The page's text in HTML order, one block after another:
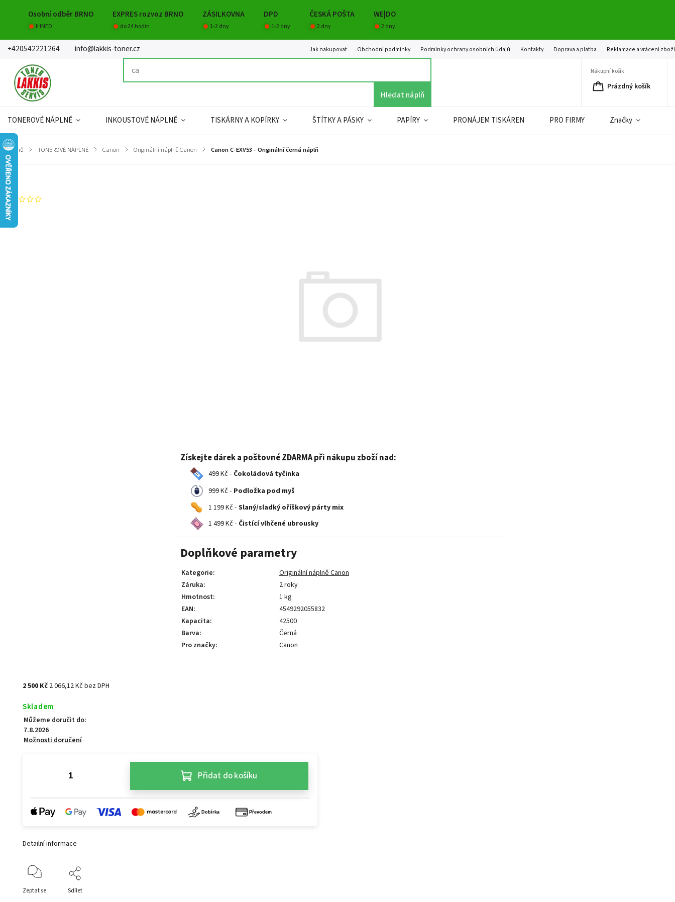
Osobní odběr BRNO EXPRES rozvoz BRNO ZÁSILKOVNA DPD ČESKÁ POŠTA WE|DO
IHNED do 24 hodin 1-2 dny 1-2 dny 2 dny 2 dny
+420542221264 info@lakkis-toner.cz Jak nakupovat Obchodní podmínky Podmínky ochrany osobních údajů Kontakty Doprava a platba Reklamace a vrácení zboží
Hledat náplň
Nákupní košík
Prázdný košík
TONEROVÉ NÁPLNĚ INKOUSTOVÉ NÁPLNĚ TISKÁRNY A KOPÍRKY ŠTÍTKY A PÁSKY PAPÍRY PRONÁJEM TISKÁREN PRO FIRMY Značky
Domů / TONEROVÉ NÁPLNĚ / Canon / Originální náplně Canon / Canon C-EXV53 - Originální černá náplň
Záruka
Značka:
Získejte dárek a poštovné ZDARMA při nákupu zboží nad:
499 Kč - Čokoládová tyčinka
999 Kč - Podložka pod myš
1 199 Kč - Slaný/sladký oříškový párty mix
1 499 Kč - Čistící vlhčené ubrousky
Doplňkové parametry
Kategorie:
Originální náplně Canon
Záruka:
2 roky
Hmotnost:
1 kg
EAN:
4549292055832
Kapacita:
42500
Barva:
Černá
Pro značky: Canon
2 500 Kč 2 066,12 Kč bez DPH
Skladem
Můžeme doručit do:
7.8.2026
Možnosti doručení
Přidat do košíku
Detailní informace
Zeptat se Sdílet